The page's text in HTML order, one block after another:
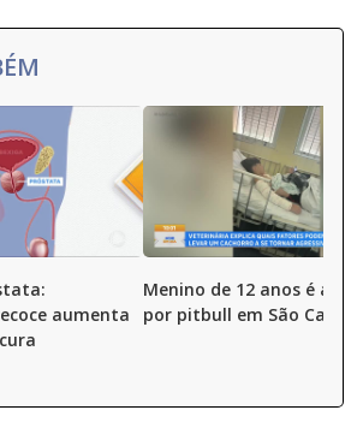
aumenta
Menino de 12 anos é
por pitbull em São Carlos